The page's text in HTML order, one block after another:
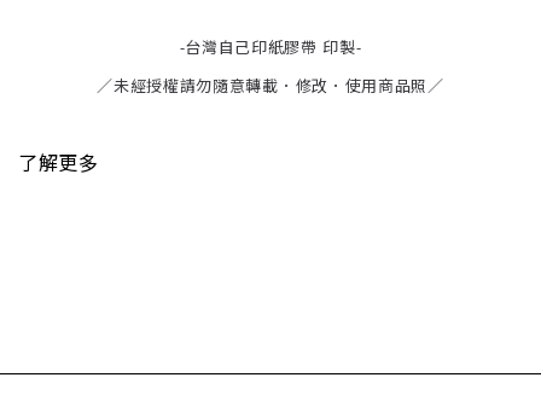
-台灣自己印紙膠帶 印製-
／未經授權請勿隨意轉載．修改．使用商品照／
了解更多